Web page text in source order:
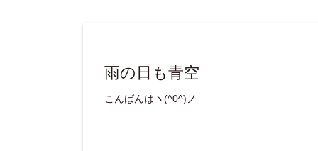
雨の日も青空
こんばんはヽ(^0^)ノ